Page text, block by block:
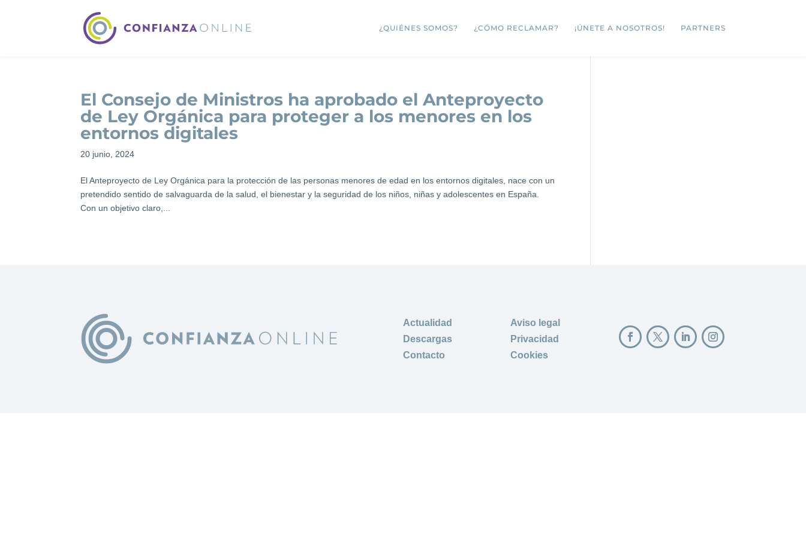
¿QUIÉNES SOMOS? ¿CÓMO RECLAMAR? ¡ÚNETE A NOSOTROS! PARTNERS
El Consejo de Ministros ha aprobado el Anteproyecto
de Ley Orgánica para proteger a los menores en los
entornos digitales
20 junio, 2024
El Anteproyecto de Ley Orgánica para la protección de las personas menores de edad en los entornos digitales, nace con un
pretendido sentido de salvaguarda de la salud, el bienestar y la seguridad de los niños, niñas y adolescentes en España.
Con un objetivo claro,...
Actualidad
Descargas
Contacto
Aviso legal
Privacidad
Cookies